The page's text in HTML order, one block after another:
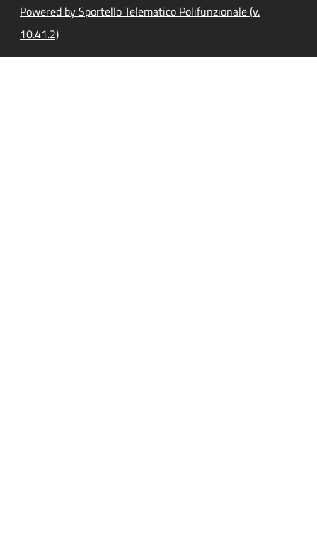
Powered by Sportello Telematico Polifunzionale (v.
10.41.2)